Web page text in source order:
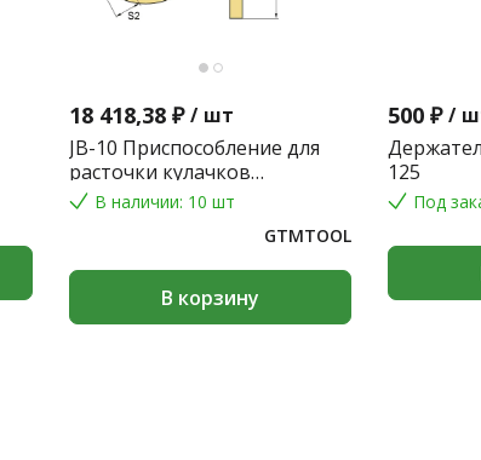
18 418,38 ₽ / шт
JB-10 Приспособление для
расточки кулачков
токарного патрона
В наличии: 10 шт
GTMTOOL
В корзину
500 ₽ /
125
Под